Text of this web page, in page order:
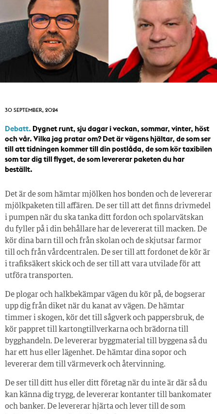
30 SEPTEMBER, 2024
Debatt. Dygnet runt, sju dagar i veckan, sommar, vinter, höst
och vår. Vilka jag pratar om? Det är vägens hjältar, de som ser
till att tidningen kommer till din postlåda, de som kör taxibilen
som tar dig till flyget, de som levererar paketen du har
beställt.
Det är de som hämtar mjölken hos bonden och de levererar
mjölkpaketen till affären. De ser till att det finns drivmedel
i pumpen när du ska tanka ditt fordon och spolarvätskan
du fyller på i din behållare har de levererat till macken. De
kör dina barn till och från skolan och de skjutsar farmor
till och från vårdcentralen. De ser till att fordonet de kör är
i trafiksäkert skick och de ser till att vara utvilade för att
utföra transporten.
De plogar och halkbekämpar vägen du kör på, de bogserar
upp dig från diket när du kanat av vägen. De hämtar
timmer i skogen, kör det till sågverk och pappersbruk, de
kör pappret till kartongtillverkarna och brädorna till
bygghandeln. De levererar byggmaterial till byggena så du
har ett hus eller lägenhet. De hämtar dina sopor och
levererar dem till värmeverk och återvinning.
De ser till ditt hus eller ditt företag när du inte är där så du
kan känna dig trygg, de levererar kontanter till bankomater
och banker. De levererar hjärta och lever till de som